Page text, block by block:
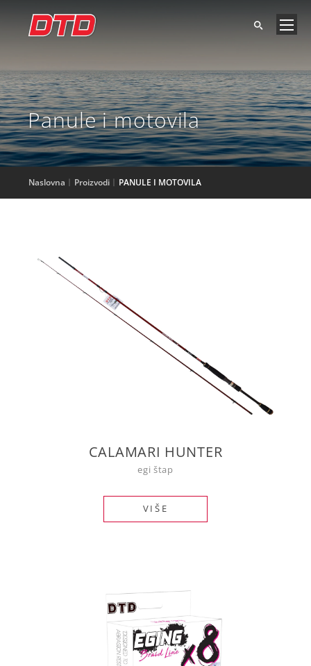
Panule i motovila
Naslovna Proizvodi PANULE I MOTOVILA
CALAMARI HUNTER
egi štap
VIŠE